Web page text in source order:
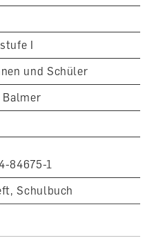
I
und Schüler
84675-1
Schulbuch